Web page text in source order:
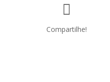
Compartilhe!